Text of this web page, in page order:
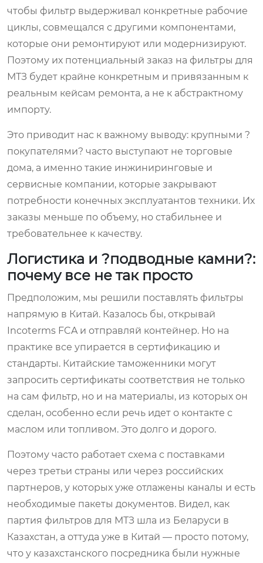
чтобы фильтр выдерживал конкретные рабочие
циклы, совмещался с другими компонентами,
которые они ремонтируют или модернизируют.
Поэтому их потенциальный заказ на фильтры для
МТЗ будет крайне конкретным и привязанным к
реальным кейсам ремонта, а не к абстрактному
импорту.
Это приводит нас к важному выводу: крупными ?
покупателями? часто выступают не торговые
дома, а именно такие инжиниринговые и
сервисные компании, которые закрывают
потребности конечных эксплуатантов техники. Их
заказы меньше по объему, но стабильнее и
требовательнее к качеству.
Логистика и ?подводные камни?:
почему все не так просто
Предположим, мы решили поставлять фильтры
напрямую в Китай. Казалось бы, открывай
Incoterms FCA и отправляй контейнер. Но на
практике все упирается в сертификацию и
стандарты. Китайские таможенники могут
запросить сертификаты соответствия не только
на сам фильтр, но и на материалы, из которых он
сделан, особенно если речь идет о контакте с
маслом или топливом. Это долго и дорого.
Поэтому часто работает схема с поставками
через третьи страны или через российских
партнеров, у которых уже отлажены каналы и есть
необходимые пакеты документов. Видел, как
партия фильтров для МТЗ шла из Беларуси в
Казахстан, а оттуда уже в Китай — просто потому,
что у казахстанского посредника были нужные